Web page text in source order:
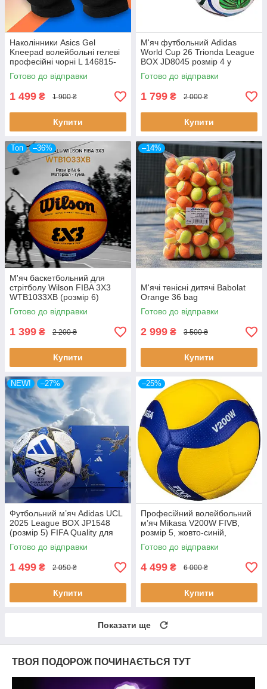
Наколінники Asics Gel
Kneepad волейбольні гелеві
професійні чорні L 146815-
0904
Готово до відправки
1 499 ₴ 1 900 ₴
Купити
М'яч футбольний Adidas
World Cup 26 Trionda League
BOX JD8045 розмір 4 у
коробці
Готово до відправки
1 799 ₴ 2 000 ₴
Купити
Топ –36%
М'яч баскетбольний для
стрітболу Wilson FIBA 3X3
WTB1033XB (розмір 6)
Готово до відправки
1 399 ₴ 2 200 ₴
Купити
–14%
М'ячі тенісні дитячі Babolat
Orange 36 bag
Готово до відправки
2 999 ₴ 3 500 ₴
Купити
NEW! –27%
Футбольний м’яч Adidas UCL
2025 League BOX JP1548
(розмір 5) FIFA Quality для
дітей в коробці
Готово до відправки
1 499 ₴ 2 050 ₴
Купити
–25%
Професійний волейбольний
м’яч Mikasa V200W FIVB,
розмір 5, жовто-синій,
оригінал
Готово до відправки
4 499 ₴ 6 000 ₴
Купити
Показати ще
ТВОЯ ПОДОРОЖ ПОЧИНАЄТЬСЯ ТУТ